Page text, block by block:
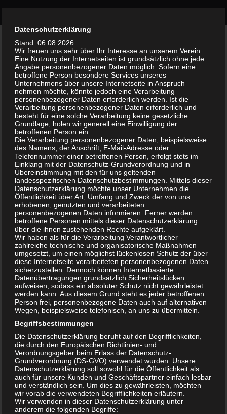
Einladung am 23.3.18 ab 18:00Uhr
„Ostergespräche“
VONWALTER ·19. MÄRZ 2018
Hallo werte Mitglieder und Freunde der BI
Olvenstedt e.V.,
Hiermit lade ich Euch recht herzlich zum
gemeinsamen Essen von gekochten und von
Spiegeleiern ein
am Freitag, dem 23.3. ab 18 Uhr
im Treff der BI Olvenstedt im Bruno-Taut-Ring
101.
Da die Außentemperatur um den Gefrierpunkt
liegen wird, halten wir auch Glühwein bereit.
Natürlich ist auch Tee im Angebot. Bei dieser
Gelegenheit werden wir unsere Vorhaben fürdieses
Jahr besprechen und wie wir diese umsetzen
wollen, u.a. Frühjahrputz, Flohmarkt und
Sommerfest.
Über eine kurze Info betreffs Teilnahme wäre ich
dankbar.
mit freundlichen Grüßen
Matthias
Durch die weitere Nutzung der Seite stimmst du der Verwendung
Datenschutzerklärung
Stand: 06.08.2026
Wir freuen uns sehr über Ihr Interesse an unserem Verein.
Eine Nutzung der Internetseiten ist grundsätzlich ohne jede
Angabe personenbezogener Daten möglich. Sofern eine
betroffene Person besondere Services unseres
Unternehmens über unsere Internetseite in Anspruch
nehmen möchte, könnte jedoch eine Verarbeitung
personenbezogener Daten erforderlich werden. Ist die
Verarbeitung personenbezogener Daten erforderlich und
besteht für eine solche Verarbeitung keine gesetzliche
Grundlage, holen wir generell eine Einwilligung der
betroffenen Person ein.
Die Verarbeitung personenbezogener Daten, beispielsweise
des Namens, der Anschrift, E-Mail-Adresse oder
Telefonnummer einer betroffenen Person, erfolgt stets im
Einklang mit der Datenschutz-Grundverordnung und in
Übereinstimmung mit den für uns geltenden
landesspezifischen Datenschutzbestimmungen. Mittels dieser
Datenschutzerklärung möchte unser Unternehmen die
Öffentlichkeit über Art, Umfang und Zweck der von uns
erhobenen, genutzten und verarbeiteten
personenbezogenen Daten informieren. Ferner werden
betroffene Personen mittels dieser Datenschutzerklärung
über die ihnen zustehenden Rechte aufgeklärt.
Wir haben als für die Verarbeitung Verantwortlicher
zahlreiche technische und organisatorische Maßnahmen
umgesetzt, um einen möglichst lückenlosen Schutz der über
diese Internetseite verarbeiteten personenbezogenen Daten
sicherzustellen. Dennoch können Internetbasierte
Datenübertragungen grundsätzlich Sicherheitslücken
aufweisen, sodass ein absoluter Schutz nicht gewährleistet
werden kann. Aus diesem Grund steht es jeder betroffenen
Person frei, personenbezogene Daten auch auf alternativen
Wegen, beispielsweise telefonisch, an uns zu übermitteln.
Begriffsbestimmungen
Die Datenschutzerklärung beruht auf den Begrifflichkeiten,
die durch den Europäischen Richtlinien- und
Verordnungsgeber beim Erlass der Datenschutz-
Grundverordnung (DS-GVO) verwendet wurden. Unsere
Datenschutzerklärung soll sowohl für die Öffentlichkeit als
auch für unsere Kunden und Geschäftspartner einfach lesbar
und verständlich sein. Um dies zu gewährleisten, möchten
wir vorab die verwendeten Begrifflichkeiten erläutern.
Wir verwenden in dieser Datenschutzerklärung unter
anderem die folgenden Begriffe: